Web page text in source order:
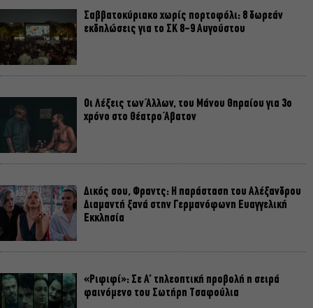
Σαββατοκύριακο χωρίς πορτοφόλι: 8 δωρεάν
εκδηλώσεις για το ΣΚ 8-9 Αυγούστου
Οι Λέξεις των Άλλων, του Μάνου Θηραίου για 3ο
χρόνο στο Θέατρο Άβατον
Δικός σου, Φραντς: Η παράσταση του Αλέξανδρου
Διαμαντή ξανά στην Γερμανόφωνη Ευαγγελική
Εκκλησία
«Ριφιφί»: Σε Α’ τηλεοπτική προβολή η σειρά
φαινόμενο του Σωτήρη Τσαφούλια